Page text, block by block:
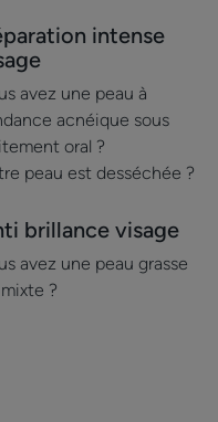
intense
avez une peau à
acnéique sous
oral ?
peau est desséchée ?
brillance visage
avez une peau grasse
?